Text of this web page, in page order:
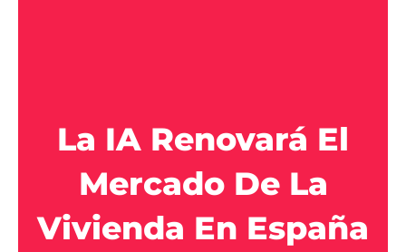
La IA Renovará El
Mercado De La
Vivienda En España